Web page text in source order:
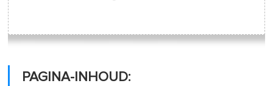
PAGINA-INHOUD: